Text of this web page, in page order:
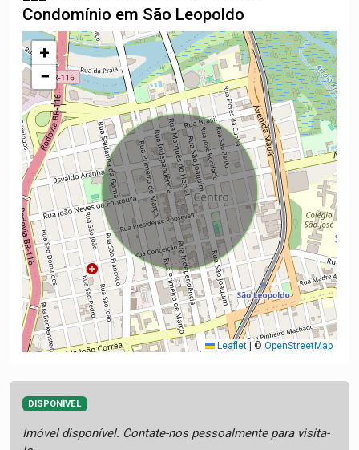
Condomínio em São Leopoldo
+
−
Leaflet |© OpenStreetMap
DISPONÍVEL
Imóvel disponível. Contate-nos pessoalmente para visita-